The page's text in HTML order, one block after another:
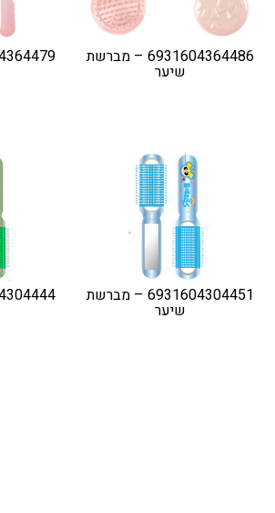
6931604364486 – מברשת
שיער
6931604304451 – מברשת
שיער